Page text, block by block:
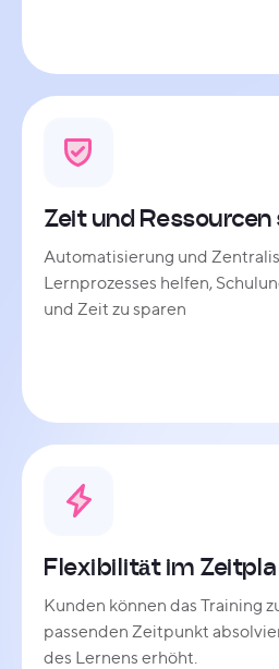
Zeit und Ressourcen
Automatisierung und
Lernprozesses helfen,
und Zeit zu sparen
Flexibilität im
Kunden können das Training
passenden Zeitpunkt
des Lernens erhöht.